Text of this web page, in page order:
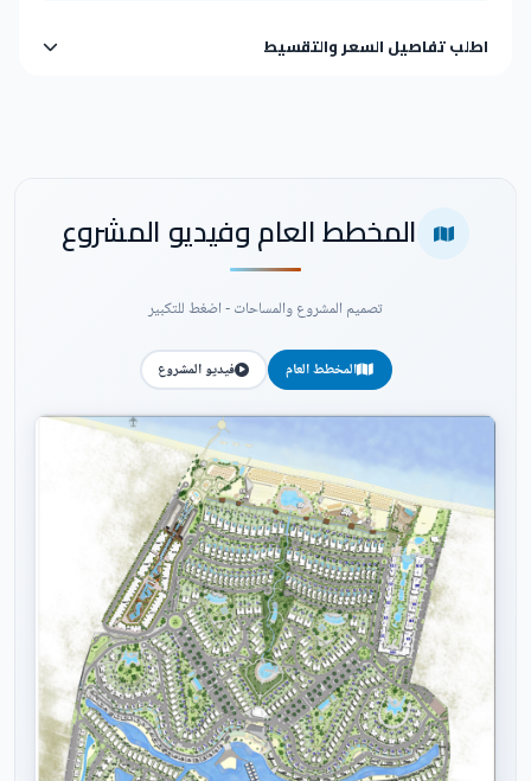
اطلب تفاصيل السعر والتقسيط
المخطط العام وفيديو المشروع
تصميم المشروع والمساحات - اضغط للتكبير
المخطط العام فيديو المشروع